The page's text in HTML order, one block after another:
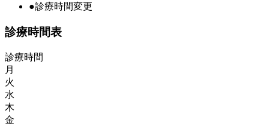
●診療時間変更
診療時間表
診療時間
月
火
水
木
金